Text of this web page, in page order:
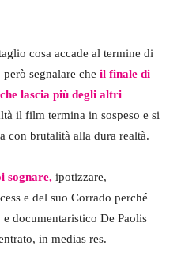
cosa accade al termine di
segnalare che il finale di
lascia più degli altri
il film termina in sospeso e si
con brutalità alla dura realtà.
sognare, ipotizzare,
e del suo Corrado perché
documentaristico De Paolis
in medias res.